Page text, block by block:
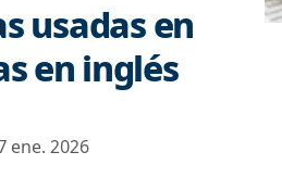
usadas en
en inglés
ene. 2026